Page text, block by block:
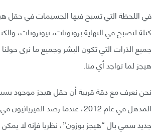
في اللحظة التي تسبح فيها الجسيمات في حقل
كتلة لتصبح في النهاية بروتونات، نيوترونات،
جميع الذرات التي تكون البشر وجميع ما نرى
هيجز لما تواجد أي منا.
نحن نعرف مع دقة قريبة أن حقل هيجز موجود
المذهل في عام 2012، عندما رصد
جديد سمي بال “هيجز بوزون”، نظريا فإنه لا يمكن